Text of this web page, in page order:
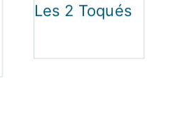
Les 2 Toqués